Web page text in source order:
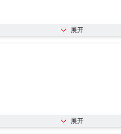
展开
展开